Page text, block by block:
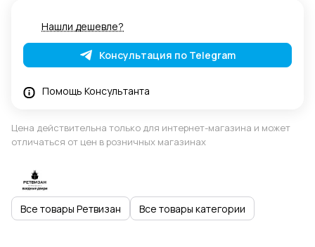
Нашли дешевле?
Консультация по Telegram
Помощь Консультанта
Цена действительна только для интернет-магазина и может
отличаться от цен в розничных магазинах
Все товары Ретвизан Все товары категории